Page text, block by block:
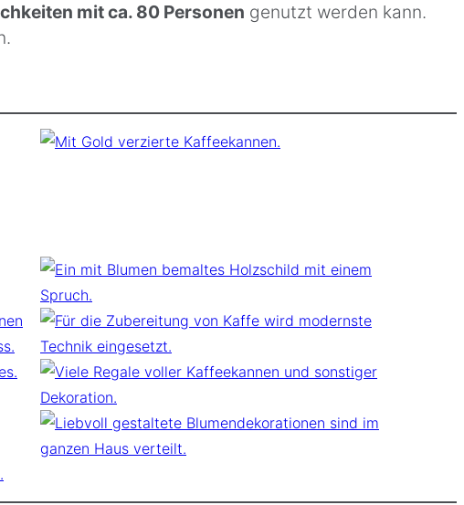
mit ca. 80 Personen genutzt werden kann.